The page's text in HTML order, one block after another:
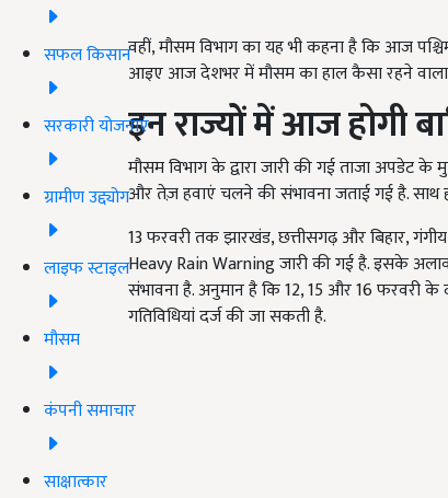
सफल किसान
सरकारी योजनाएं
ग्रामीण उद्द्योग
लाइफ स्टाइल
मौसम
कंपनी समाचार
साक्षात्कार
वहीं, मौसम विभाग का यह भी कहना है कि आज
आइए आज देशभर में मौसम का हाल कैसा रहने वाला
इन राज्यों में आज होगी
मौसम विभाग के द्वारा जारी की गई ताजा अपडेट के
और तेज़ हवाएं चलने की संभावना जताई गई है. साथ
13 फरवरी तक झारखंड,छत्तीसगढ़ और बिहार,
Heavy Rain Warning जारी की गई है. इसके
संभावना है. अनुमान है कि 12, 15 और 16 फरवरी के
गतिविधियां दर्ज की जा सकती है.